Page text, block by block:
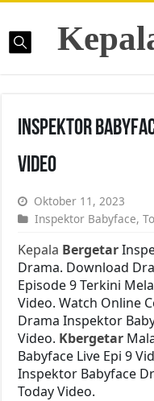
Inspektor
Video
Oktober 11, 2023
Inspektor Babyface,
Kepala Bergetar
Drama. Download
Episode 9 Terkini
Video. Watch Online
Drama Inspektor
Video. Kbergetar
Babyface Live Epi 9
Inspektor Babyface
Today Video.